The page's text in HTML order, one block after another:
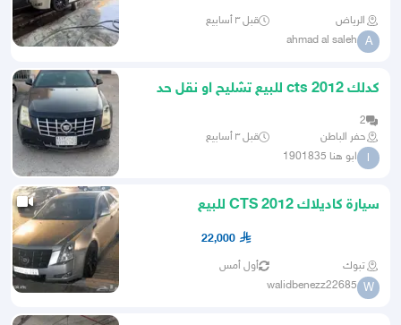
الرياض قبل ٣ أسابيع
A
ahmad al saleh
كدلك cts 2012 للبيع تشليح او نقل حد
2
حفر الباطن
قبل ٣ أسابيع
ا ابو هنا 1901835
سيارة كاديلاك CTS 2012 للبيع
22,000
تبوك أول أمس
W
walidbenezz22685